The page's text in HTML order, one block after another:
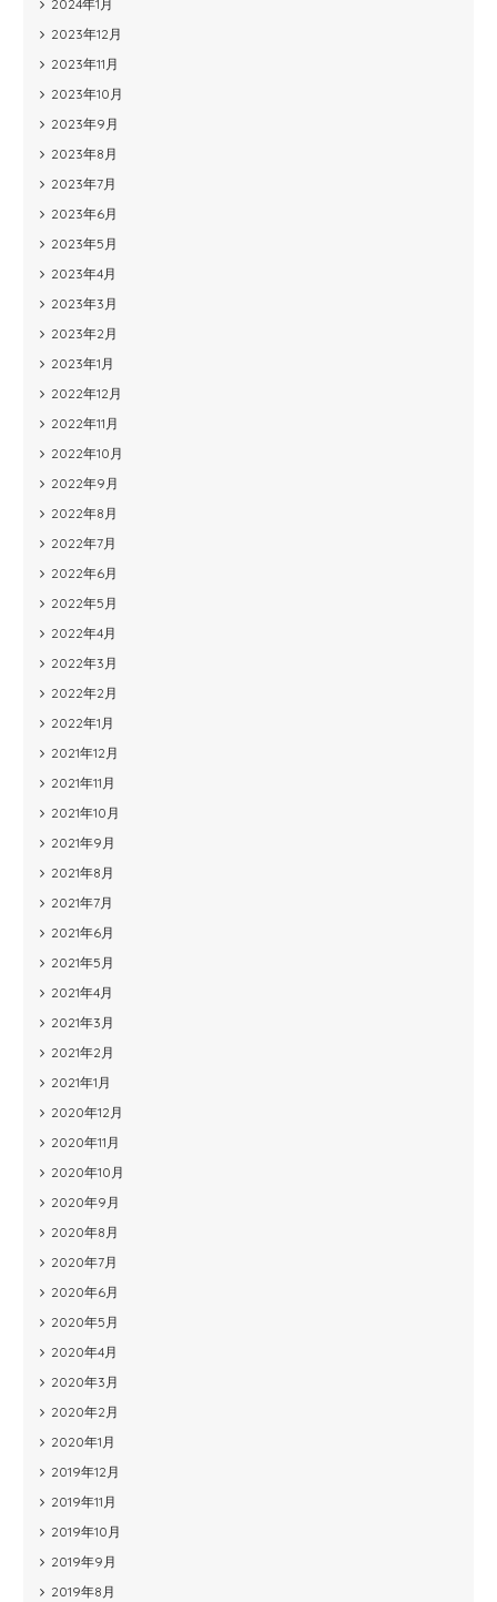
2024年1月
2023年12月
2023年11月
2023年10月
2023年9月
2023年8月
2023年7月
2023年6月
2023年5月
2023年4月
2023年3月
2023年2月
2023年1月
2022年12月
2022年11月
2022年10月
2022年9月
2022年8月
2022年7月
2022年6月
2022年5月
2022年4月
2022年3月
2022年2月
2022年1月
2021年12月
2021年11月
2021年10月
2021年9月
2021年8月
2021年7月
2021年6月
2021年5月
2021年4月
2021年3月
2021年2月
2021年1月
2020年12月
2020年11月
2020年10月
2020年9月
2020年8月
2020年7月
2020年6月
2020年5月
2020年4月
2020年3月
2020年2月
2020年1月
2019年12月
2019年11月
2019年10月
2019年9月
2019年8月